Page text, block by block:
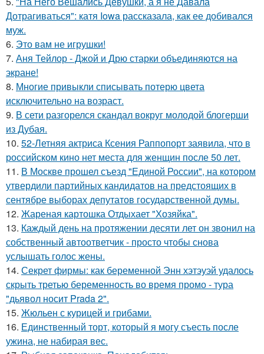
Дотрагиваться": катя Iowa рассказала, как ее добивался
муж.
6. Это вам не игрушки!
7. Аня Тейлор - Джой и Дрю старки объединяются на
экране!
8. Многие привыкли списывать потерю цвета
исключительно на возраст.
9. В сети разгорелся скандал вокруг молодой блогерши
из Дубая.
10. 52-Летняя актриса Ксения Раппопорт заявила, что в
российском кино нет места для женщин после 50 лет.
11. В Москве прошел съезд "Единой России", на котором
утвердили партийных кандидатов на предстоящих в
сентябре выборах депутатов государственной думы.
12. Жареная картошка Отдыхает "Хозяйка".
13. Каждый день на протяжении десяти лет он звонил на
собственный автоответчик - просто чтобы снова
услышать голос жены.
14. Секрет фирмы: как беременной Энн хэтэуэй удалось
скрыть третью беременность во время промо - тура
"дьявол носит Prada 2".
15. Жюльен с курицей и грибами.
16. Единственный торт, который я могу съесть после
ужина, не набирая вес.